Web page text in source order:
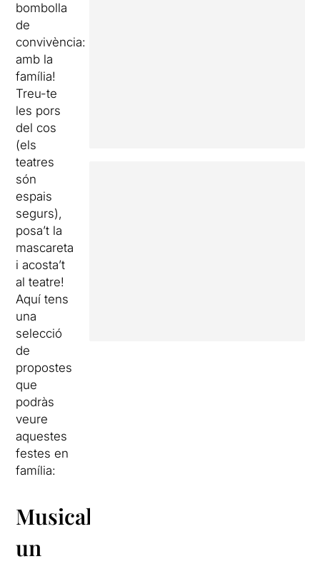
bombolla
de
convivència:
amb la
família!
Treu-te
les pors
del cos
(els
teatres
són
espais
segurs),
posa’t la
mascareta
i acosta’t
al teatre!
Aquí tens
una
selecció
de
propostes
que
podràs
veure
aquestes
festes en
família:
Musicals:
un